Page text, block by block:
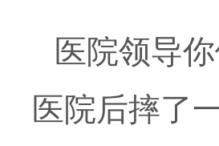
医院领导
医院后摔了